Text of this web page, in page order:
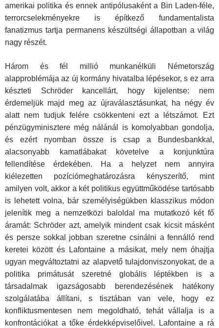
amerikai politika és ennek antipólusaként a Bin Laden-féle,
terrorcselekményekre is építkező fundamentalista
fanatizmus tartja permanens készültségi állapotban a világ
nagy részét.
Három és fél millió munkanélküli Németország
alapproblémája az új kormány hivatalba lépésekor, s ez arra
készteti Schröder kancellárt, hogy kijelentse: nem
érdemeljük majd meg az újraválasztásunkat, ha négy év
alatt nem tudjuk felére csökkenteni ezt a létszámot. Ezt
pénzügyminisztere még nálánál is komolyabban gondolja,
és ezért nyomban össze is csap a Bundesbankkal,
alacsonyabb kamatlábakat követelve a konjunktúra
fellendítése érdekében. Ha a helyzet nem annyira
kiélezetten pozíciómeghatározásra kényszerítő, mint
amilyen volt, akkor a két politikus együttműködése tartósabb
is lehetett volna, bár személyiségükben klasszikus módon
jelenítik meg a nemzetközi baloldal ma mutatkozó két fő
áramát: Schröder azt, amelyik mindent csak kicsit másként
és persze sokkal jobban szeretne csinálni a fennálló rend
keretei között és Lafontaine a másikat, mely nem óhajtja
ugyan megváltoztatni az alapvető tulajdonviszonyokat, de a
politika primátusát szeretné globális léptékben is a
társadalmak igazságosabb berendezésének hatékony
szolgálatába állítani, s tisztában van vele, hogy ez
konfliktusmentesen nem megoldható, tehát vállalja is a
konfrontációkat a tőke érdekképviselőivel. Lafontaine a rá